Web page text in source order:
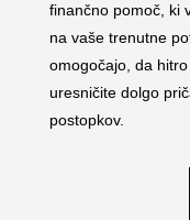
finančno pomoč, ki
na vaše trenutne
omogočajo, da
uresničite dolgo
postopkov.